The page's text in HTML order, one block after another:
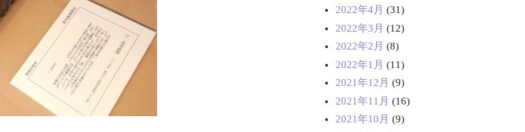
2022年4月 (31)
2022年3月 (12)
2022年2月 (8)
2022年1月 (11)
2021年12月 (9)
2021年11月 (16)
2021年10月 (9)